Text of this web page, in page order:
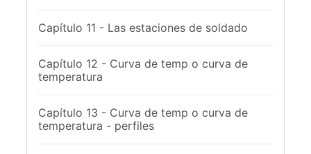
Capítulo 11 - Las estaciones de soldado
Capítulo 12 - Curva de temp o curva de
temperatura
Capítulo 13 - Curva de temp o curva de
temperatura - perfiles